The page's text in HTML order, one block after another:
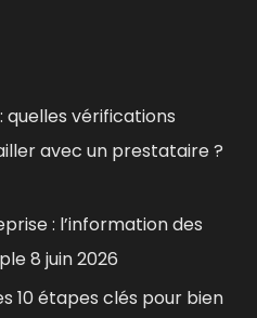
vérifications
avec un prestataire ?
: l’information des
8 juin 2026
10 étapes clés pour bien